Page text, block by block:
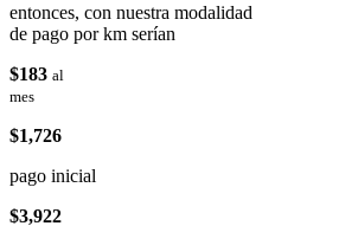
entonces, con nuestra modalidad
de pago por km serían
$183 al
mes
$1,726
pago inicial
$3,922